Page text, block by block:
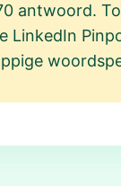
antwoord.
LinkedIn